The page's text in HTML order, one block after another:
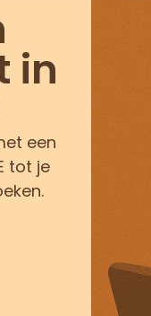
in
een
tot je